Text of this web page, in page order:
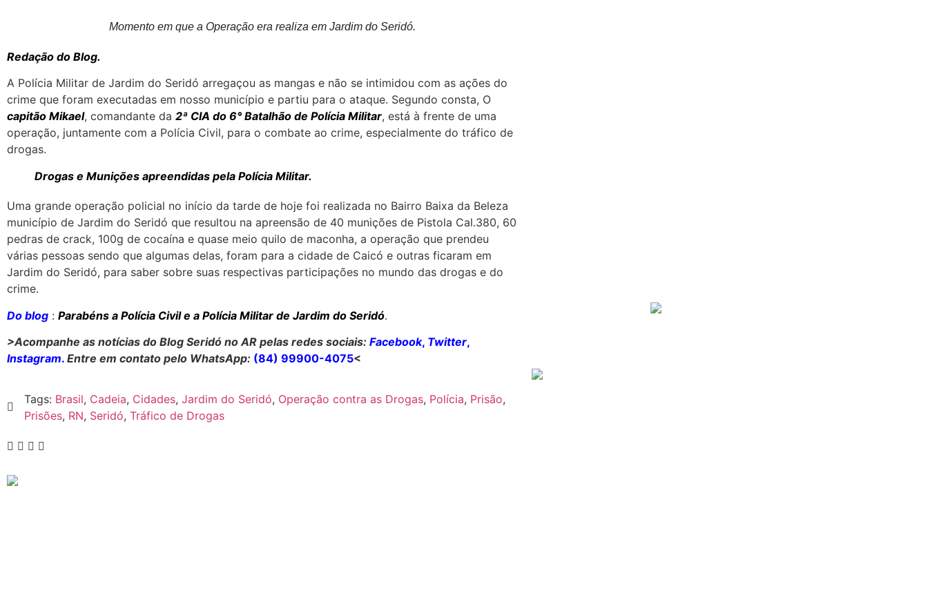
Momento em que a Operação era realiza em Jardim do Seridó.
Redação do Blog.
A Polícia Militar de Jardim do Seridó arregaçou as mangas e não se intimidou com as ações do
crime que foram executadas em nosso município e partiu para o ataque. Segundo consta, O
capitão Mikael, comandante da 2ª CIA do 6° Batalhão de Polícia Militar, está à frente de uma
operação, juntamente com a Polícia Civil, para o combate ao crime, especialmente do tráfico de
drogas.
Drogas e Munições apreendidas pela Polícia Militar.
Uma grande operação policial no início da tarde de hoje foi realizada no Bairro Baixa da Beleza
município de Jardim do Seridó que resultou na apreensão de 40 munições de Pistola Cal.380, 60
pedras de crack, 100g de cocaína e quase meio quilo de maconha, a operação que prendeu
várias pessoas sendo que algumas delas, foram para a cidade de Caicó e outras ficaram em
Jardim do Seridó, para saber sobre suas respectivas participações no mundo das drogas e do
crime.
Do blog : Parabéns a Polícia Civil e a Polícia Militar de Jardim do Seridó.
>Acompanhe as notícias do Blog Seridó no AR pelas redes sociais: Facebook, Twitter,
Instagram. Entre em contato pelo WhatsApp: (84) 99900-4075<
Tags: Brasil, Cadeia, Cidades, Jardim do Seridó, Operação contra as Drogas, Polícia, Prisão,
Prisões, RN, Seridó, Tráfico de Drogas